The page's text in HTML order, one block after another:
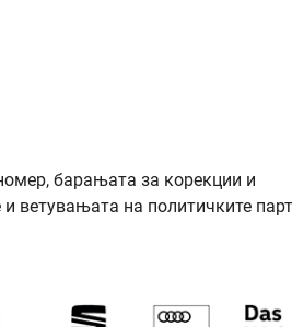
барањата за корекции и
ветувањата на политичките